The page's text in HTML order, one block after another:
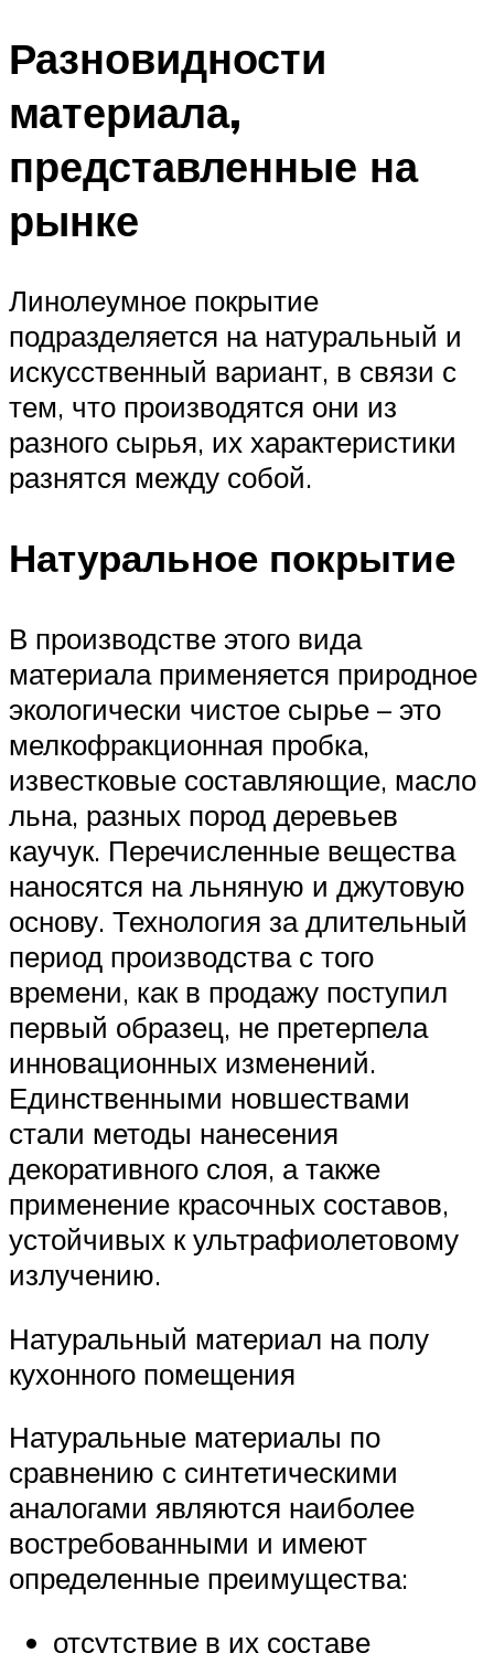
Разновидности
материала,
представленные на
рынке
Линолеумное покрытие
подразделяется на натуральный и
искусственный вариант, в связи с
тем, что производятся они из
разного сырья, их характеристики
разнятся между собой.
Натуральное покрытие
В производстве этого вида
материала применяется природное
экологически чистое сырье – это
мелкофракционная пробка,
известковые составляющие, масло
льна, разных пород деревьев
каучук. Перечисленные вещества
наносятся на льняную и джутовую
основу. Технология за длительный
период производства с того
времени, как в продажу поступил
первый образец, не претерпела
инновационных изменений.
Единственными новшествами
стали методы нанесения
декоративного слоя, а также
применение красочных составов,
устойчивых к ультрафиолетовому
излучению.
Натуральный материал на полу
кухонного помещения
Натуральные материалы по
сравнению с синтетическими
аналогами являются наиболее
востребованными и имеют
определенные преимущества:
отсутствие в их составе